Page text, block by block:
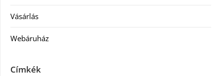
Vásárlás
Webáruház
Címkék